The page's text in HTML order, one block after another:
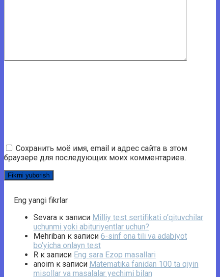
Сохранить моё имя, email и адрес сайта в этом
браузере для последующих моих комментариев.
Eng yangi fikrlar
Sevara к записи Milliy test sertifikati o‘qituvchilar
uchunmi yoki abituriyentlar uchun?
Mehriban к записи 6-sinf ona tili va adabiyot
bo‘yicha onlayn test
R к записи Eng sara Ezop masallari
anoim к записи Matematika fanidan 100 ta qiyin
misollar va masalalar yechimi bilan